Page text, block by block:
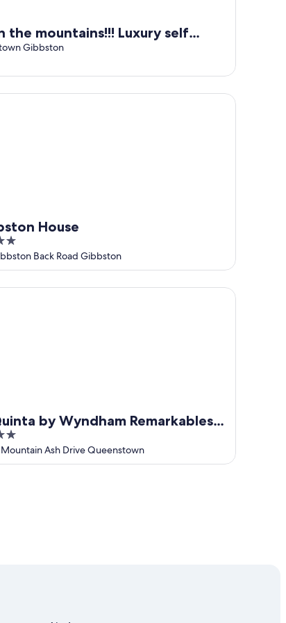
the mountains!!! Luxury self
unit.
Gibbston
House
Back Road Gibbston
House
by Wyndham Remarkables
Queenstown
Mountain Ash Drive Queenstown
by Wyndham Remarkables Park Queenstown